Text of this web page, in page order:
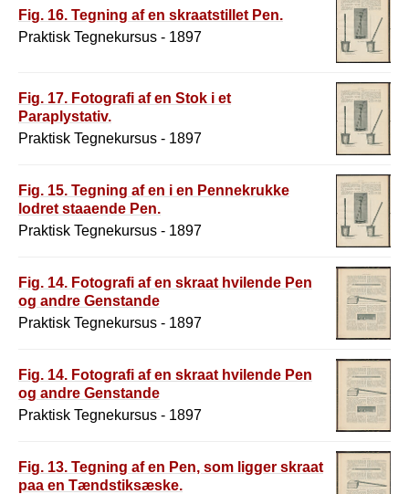
Fig. 16. Tegning af en skraatstillet Pen.
Praktisk Tegnekursus - 1897
Fig. 17. Fotografi af en Stok i et
Paraplystativ.
Praktisk Tegnekursus - 1897
Fig. 15. Tegning af en i en Pennekrukke
lodret staaende Pen.
Praktisk Tegnekursus - 1897
Fig. 14. Fotografi af en skraat hvilende Pen
og andre Genstande
Praktisk Tegnekursus - 1897
Fig. 14. Fotografi af en skraat hvilende Pen
og andre Genstande
Praktisk Tegnekursus - 1897
Fig. 13. Tegning af en Pen, som ligger skraat
paa en Tændstiksæske.